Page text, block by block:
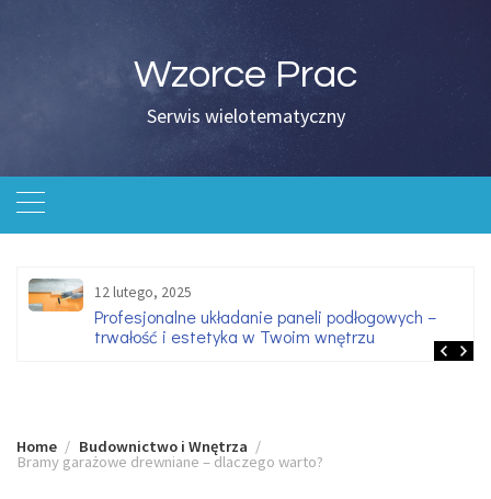
content
Wzorce Prac
Serwis wielotematyczny
12 lutego, 2025
Profesjonalne układanie paneli podłogowych –
trwałość i estetyka w Twoim wnętrzu
Home Budownictwo i Wnętrza
Bramy garażowe drewniane – dlaczego warto?